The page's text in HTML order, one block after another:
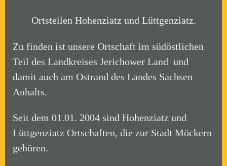
Ortsteilen Hohenziatz und Lüttgenziatz.
Zu finden ist unsere Ortschaft im südöstlichen
Teil des Landkreises Jerichower Land und
damit auch am Ostrand des Landes Sachsen
Anhalts.
Seit dem 01.01. 2004 sind Hohenziatz und
Lüttgenziatz Ortschaften, die zur Stadt Möckern
gehören.